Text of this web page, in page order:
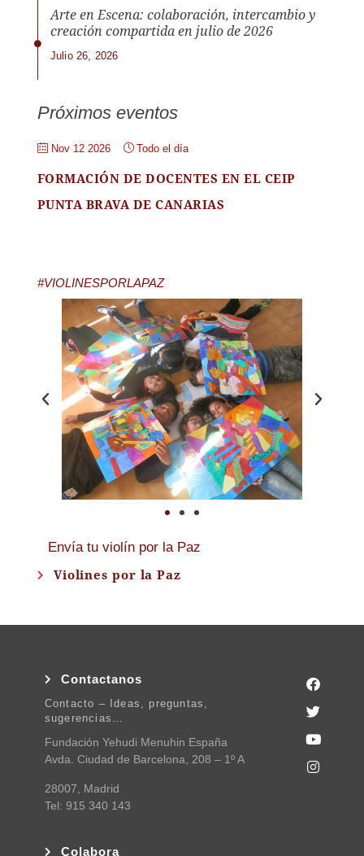
Arte en Escena: colaboración, intercambio y
creación compartida en julio de 2026
Julio 26, 2026
Próximos eventos
Nov 12 2026 Todo el día
FORMACIÓN DE DOCENTES EN EL CEIP
PUNTA BRAVA DE CANARIAS
#VIOLINESPORLAPAZ
Envía tu violín por la Paz
Violines por la Paz
Contactanos
Contacto – Ideas, preguntas,
sugerencias…
Fundación Yehudi Menuhin España
Avda. Ciudad de Barcelona, 208 – 1º A
28007, Madrid
Tel: 915 340 143
Colabora